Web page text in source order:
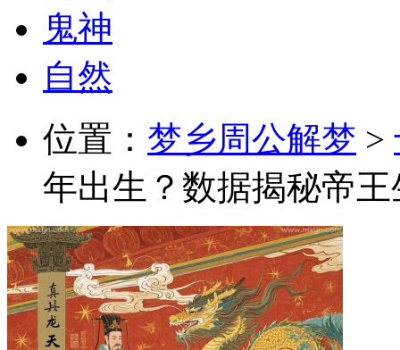
鬼神
自然
位置： 梦乡周公解梦 >
年出生？数据揭秘帝